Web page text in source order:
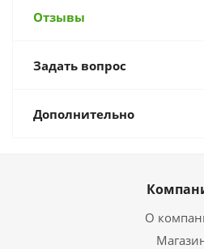
Отзывы
Задать вопрос
Дополнительно
О